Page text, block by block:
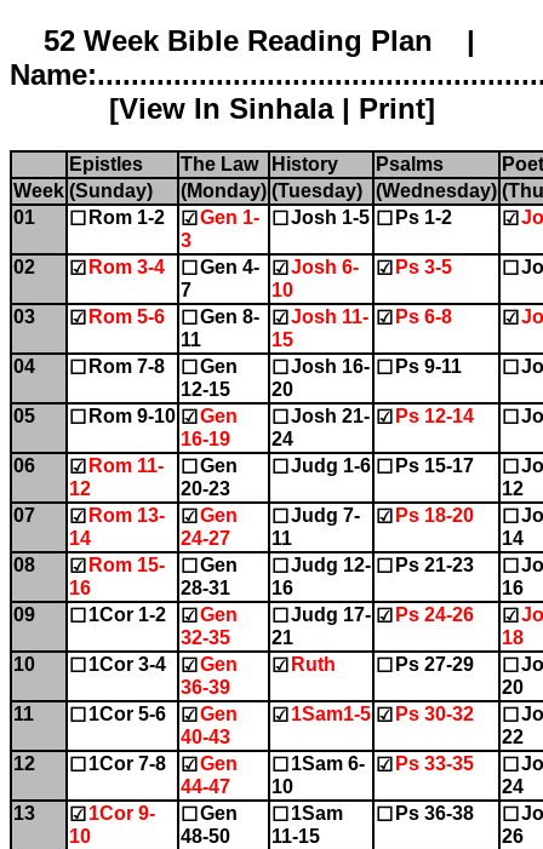
52 Week Bible Reading Plan |
[View In Sinhala| Print]
Epistles The Law History Psalms
Week (Sunday) (Monday) (Tuesday) (Wednesday)
01
☐ Rom 1-2 ☑ Gen 1-
3
☐ Josh 1-5 ☐ Ps 1-2 ☑
02 ☑ Rom 3-4 ☐ Gen 4-
7
☑ Josh 6-
10
☑ Ps 3-5 ☐
03 ☑ Rom 5-6 ☐ Gen 8-
11
☑ Josh 11-
15
☑ Ps 6-8 ☑
04 ☐ Rom 7-8 ☐ Gen
12-15
☐ Josh 16-
20
☐ Ps 9-11 ☐
05 ☐ Rom 9-10 ☑ Gen
16-19
☐ Josh 21-
24
☑ Ps 12-14 ☐
06 ☑ Rom 11-
12
☐ Gen
20-23
☐ Judg 1-6 ☐ Ps 15-17 ☐
12
07
☑ Rom 13-
14
☑ Gen
24-27
☐ Judg 7-
11
☑ Ps 18-20 ☐
14
08
☑ Rom 15-
16
☐ Gen
28-31
☐ Judg 12-
16
☐ Ps 21-23 ☐
16
09
☐ 1Cor 1-2 ☑ Gen
32-35
☐ Judg 17-
21
☑ Ps 24-26 ☑
18
10
☐ 1Cor 3-4 ☑ Gen
36-39
☑ Ruth ☐ Ps 27-29 ☐
20
11
☐ 1Cor 5-6 ☑ Gen
40-43
☑ 1Sam1-5 ☑ Ps 30-32 ☐
22
12
☐ 1Cor 7-8 ☑ Gen
44-47
☐ 1Sam 6-
10
☑ Ps 33-35 ☐
24
13
☑ 1Cor 9-
10
☐ Gen
48-50
☐ 1Sam
11-15
☐ Ps 36-38 ☐
26